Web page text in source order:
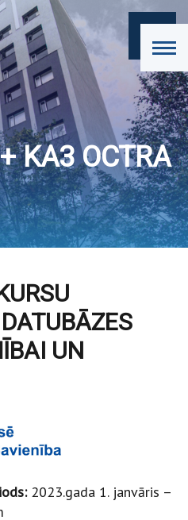
KA3 OCTRA
UN
2023.gada 1. janvāris –